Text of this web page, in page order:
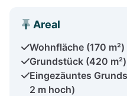
Areal
Wohnfläche (170 m²)
Grundstück (420 m²)
Eingezäuntes
2 m hoch)